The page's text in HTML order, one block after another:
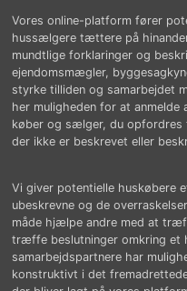
Vores online-platform fører
hussælgere tættere på
mundtlige forklaringer og
ejendomsmægler,
styrke tilliden og samarbejdet
her muligheden for at anmelde
køber og sælger, du
der ikke er beskrevet eller
Vi giver potentielle huskøbere
ubeskrevne og de
måde hjælpe andre med at
træffe beslutninger omkring et
samarbejdspartnere har
konstruktivt i det